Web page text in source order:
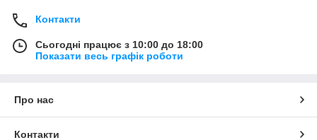
Контакти
Сьогодні працює з 10:00 до 18:00
Показати весь графік роботи
Про нас
Контакти